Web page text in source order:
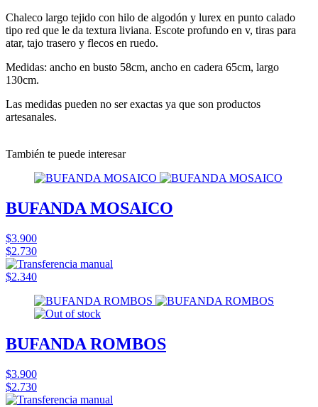
Chaleco largo tejido con hilo de algodón y lurex en punto calado
tipo red que le da textura liviana. Escote profundo en v, tiras para
atar, tajo trasero y flecos en ruedo.
Medidas: ancho en busto 58cm, ancho en cadera 65cm, largo
130cm.
Las medidas pueden no ser exactas ya que son productos
artesanales.
También te puede interesar
BUFANDA MOSAICO
$3.900
$2.730
$2.340
BUFANDA ROMBOS
$3.900
$2.730